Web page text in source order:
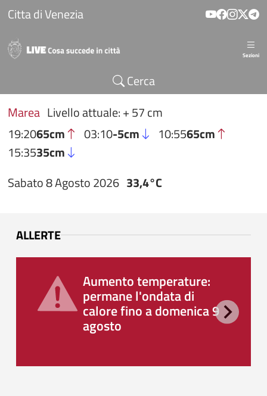
Salta al contenuto principale
Citta di Venezia
Sezioni
Cerca
Marea Livello attuale: + 57 cm
19:2065cm 03:10-5cm 10:5565cm
15:3535cm
Sabato 8 Agosto 2026 33,4°C
ALLERTE
Aumento temperature:
permane l'ondata di
calore fino a domenica 9
agosto